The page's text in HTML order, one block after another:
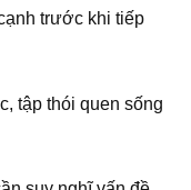
trước khi tiếp
tập thói quen sống